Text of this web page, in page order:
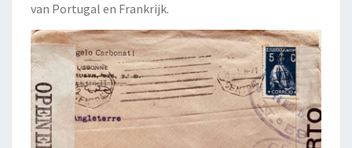
van Portugal en Frankrijk.